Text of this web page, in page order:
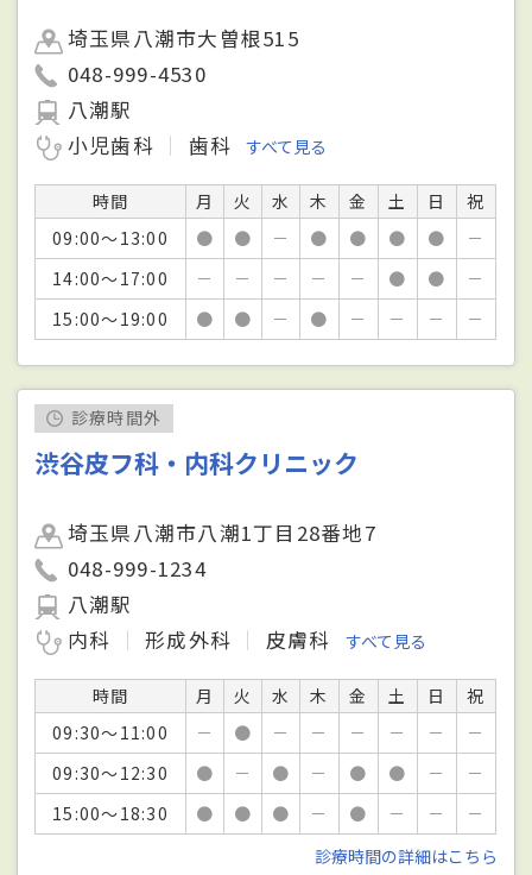
埼玉県八潮市大曽根515
048-999-4530
八潮駅
小児歯科
歯科 すべて見る
時間 月 火 水 木 金 土 日
祝
09:00～13:00
● ● － ● ● ● ●
－
14:00～17:00
－ － － － － ● ●
－
15:00～19:00
● ● － ● － － － －
診療時間外
渋谷皮フ科・内科クリニック
埼玉県八潮市八潮1丁目28番地7
048-999-1234
八潮駅
内科
形成外科 皮膚科 すべて見る
時間 月 火 水 木 金 土 日
祝
09:30～11:00
－ ● － － － － －
－
09:30～12:30
● － ● － ● ● －
－
15:00～18:30
● ● ● － ● － －
－
診療時間の詳細はこちら